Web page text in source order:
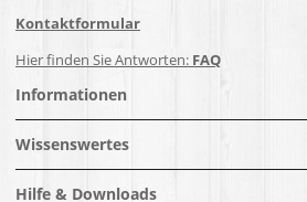
Kontaktformular
Hier finden Sie Antworten: FAQ
Informationen
Wissenswertes
Hilfe & Downloads